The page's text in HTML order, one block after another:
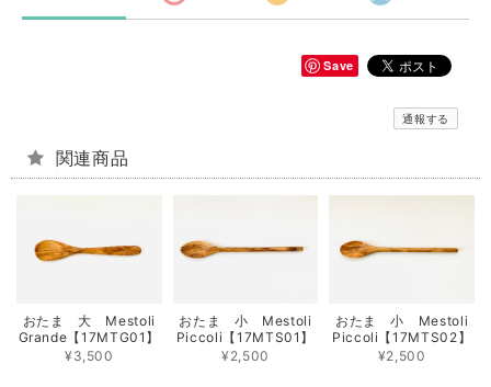
Save
通報する
関連商品
おたま 大 Mestoli
Grande【17MTG01】
¥3,500
おたま 小 Mestoli
Piccoli【17MTS01】
¥2,500
おたま 小 Mestoli
Piccoli【17MTS02】
¥2,500